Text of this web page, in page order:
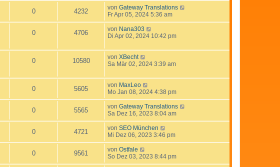
0 4232 von Gateway Translations
Fr Apr 05, 2024 5:36 am
0 4706 von Nana303
Di Apr 02, 2024 10:42 pm
0 10580 von XBecht
Sa Mär 02, 2024 3:39 am
0 5605 von MaxLeo
Mo Jan 08, 2024 4:38 pm
0 5565 von Gateway Translations
Sa Dez 16, 2023 8:04 am
0 4721 von SEO München
Mi Dez 06, 2023 3:46 pm
0 9561 von Ostfale
So Dez 03, 2023 8:44 pm